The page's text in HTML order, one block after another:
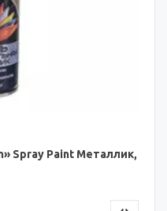
Spray Paint Металлик,